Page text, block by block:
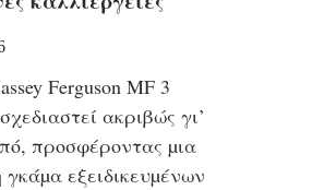
Ferguson MF 3
ακριβώς γι’
προσφέροντας µια
εξειδικευµένων